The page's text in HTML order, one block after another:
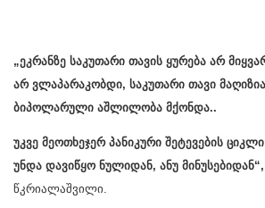
„ეკრანზე საკუთარი თავის ყურება არ
არ ვლაპარაკობდი, საკუთარი თავი
ბიპოლარული აშლილობა მქონდა..
უკვე მეოთხეჯერ პანიკური შეტევების
უნდა დავიწყო ნულიდან, ანუ მინუსებიდან“,
წკრიალაშვილი.